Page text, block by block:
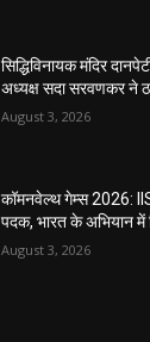
सिद्धिविनायक मंदिर
अध्यक्ष सदा सरवणकर ने
August 3, 2026
कॉमनवेल्थ गेम्स 2026:
पदक, भारत के अभियान में
August 3, 2026